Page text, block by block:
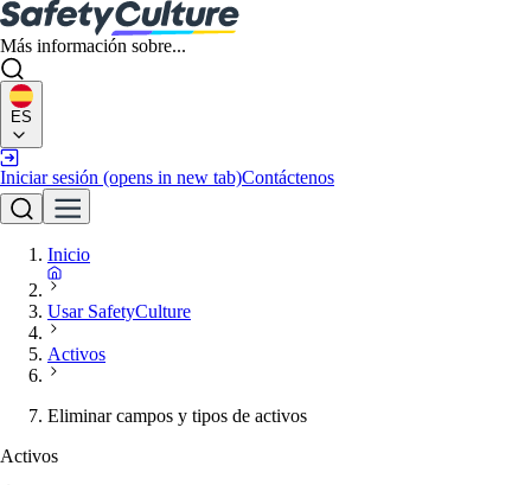
Más información sobre...
ES
Iniciar sesión (opens in new tab)Contáctenos
Inicio
Usar SafetyCulture
Activos
Eliminar campos y tipos de activos
Activos